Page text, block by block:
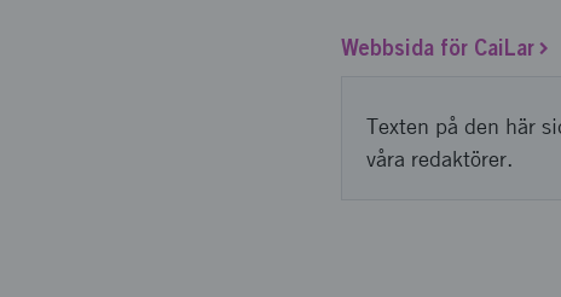
Webbsida för CaiLar
Texten på den här
våra redaktörer.